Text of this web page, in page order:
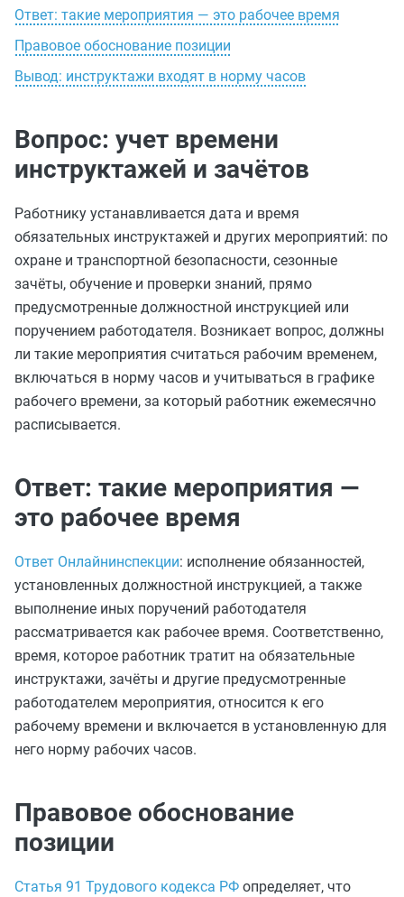
Ответ: такие мероприятия — это рабочее время
Правовое обоснование позиции
Вывод: инструктажи входят в норму часов
Вопрос: учет времени
инструктажей и зачётов
Работнику устанавливается дата и время
обязательных инструктажей и других мероприятий: по
охране и транспортной безопасности, сезонные
зачёты, обучение и проверки знаний, прямо
предусмотренные должностной инструкцией или
поручением работодателя. Возникает вопрос, должны
ли такие мероприятия считаться рабочим временем,
включаться в норму часов и учитываться в графике
рабочего времени, за который работник ежемесячно
расписывается.
Ответ: такие мероприятия —
это рабочее время
Ответ Онлайнинспекции: исполнение обязанностей,
установленных должностной инструкцией, а также
выполнение иных поручений работодателя
рассматривается как рабочее время. Соответственно,
время, которое работник тратит на обязательные
инструктажи, зачёты и другие предусмотренные
работодателем мероприятия, относится к его
рабочему времени и включается в установленную для
него норму рабочих часов.
Правовое обоснование
позиции
Статья 91 Трудового кодекса РФ определяет, что